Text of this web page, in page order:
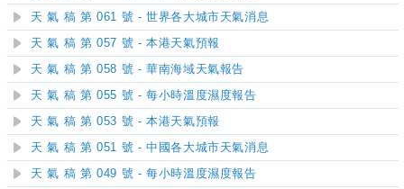
天 氣 稿 第 061 號 - 世界各大城市天氣消息
天 氣 稿 第 057 號 - 本港天氣預報
天 氣 稿 第 058 號 - 華南海域天氣報告
天 氣 稿 第 055 號 - 每小時溫度濕度報告
天 氣 稿 第 053 號 - 本港天氣預報
天 氣 稿 第 051 號 - 中國各大城市天氣消息
天 氣 稿 第 049 號 - 每小時溫度濕度報告